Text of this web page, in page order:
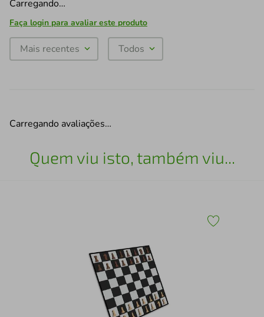
Carregando…
Faça login para avaliar este produto
Mais recentes Todos
Carregando avaliações…
Quem viu isto, também viu...